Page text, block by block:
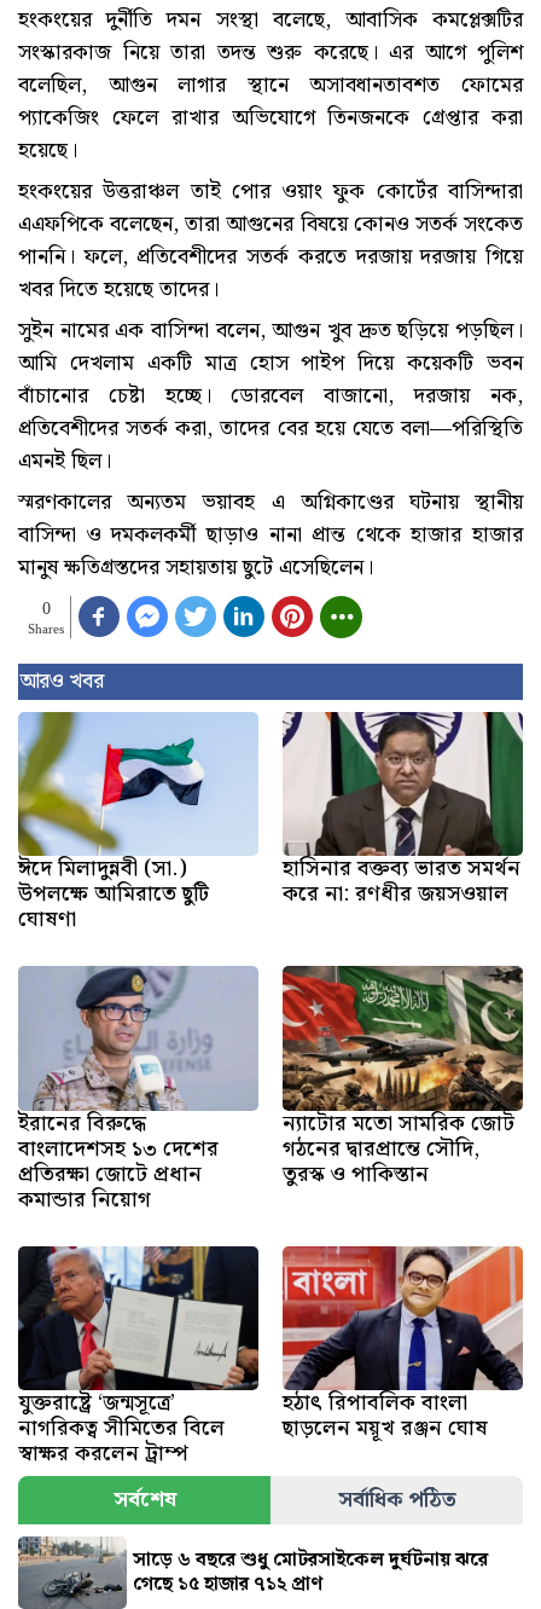
হংকংয়ের দুর্নীতি দমন সংস্থা বলেছে, আবাসিক কমপ্লেক্সটির
সংস্কারকাজ নিয়ে তারা তদন্ত শুরু করেছে। এর আগে পুলিশ
বলেছিল, আগুন লাগার স্থানে অসাবধানতাবশত ফোমের
প্যাকেজিং ফেলে রাখার অভিযোগে তিনজনকে গ্রেপ্তার করা
হয়েছে।
হংকংয়ের উত্তরাঞ্চল তাই পোর ওয়াং ফুক কোর্টের বাসিন্দারা
এএফপিকে বলেছেন, তারা আগুনের বিষয়ে কোনও সতর্ক সংকেত
পাননি। ফলে, প্রতিবেশীদের সতর্ক করতে দরজায় দরজায় গিয়ে
খবর দিতে হয়েছে তাদের।
সুইন নামের এক বাসিন্দা বলেন, আগুন খুব দ্রুত ছড়িয়ে পড়ছিল।
আমি দেখলাম একটি মাত্র হোস পাইপ দিয়ে কয়েকটি ভবন
বাঁচানোর চেষ্টা হচ্ছে। ডোরবেল বাজানো, দরজায় নক,
প্রতিবেশীদের সতর্ক করা, তাদের বের হয়ে যেতে বলা—পরিস্থিতি
এমনই ছিল।
স্মরণকালের অন্যতম ভয়াবহ এ অগ্নিকাণ্ডের ঘটনায় স্থানীয়
বাসিন্দা ও দমকলকর্মী ছাড়াও নানা প্রান্ত থেকে হাজার হাজার
মানুষ ক্ষতিগ্রস্তদের সহায়তায় ছুটে এসেছিলেন।
0
Shares
আরও খবর
ঈদে মিলাদুন্নবী (সা.)
উপলক্ষে আমিরাতে ছুটি
ঘোষণা
হাসিনার বক্তব্য ভারত সমর্থন
করে না: রণধীর জয়সওয়াল
ইরানের বিরুদ্ধে
বাংলাদেশসহ ১৩ দেশের
প্রতিরক্ষা জোটে প্রধান
কমান্ডার নিয়োগ
ন্যাটোর মতো সামরিক জোট
গঠনের দ্বারপ্রান্তে সৌদি,
তুরস্ক ও পাকিস্তান
যুক্তরাষ্ট্রে ‘জন্মসূত্রে’
নাগরিকত্ব সীমিতের বিলে
স্বাক্ষর করলেন ট্রাম্প
হঠাৎ রিপাবলিক বাংলা
ছাড়লেন ময়ূখ রঞ্জন ঘোষ
সর্বশেষ সর্বাধিক পঠিত
সাড়ে ৬ বছরে শুধু মোটরসাইকেল দুর্ঘটনায় ঝরে
গেছে ১৫ হাজার ৭১২ প্রাণ